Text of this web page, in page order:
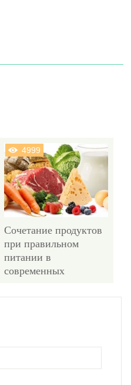
4999
Сочетание продуктов
при правильном
питании в
современных